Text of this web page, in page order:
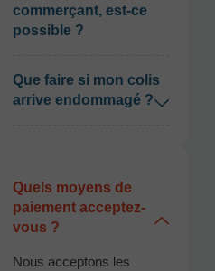
commerçant, est-ce
possible ?
Que faire si mon colis
arrive endommagé ?
Quels moyens de
paiement acceptez-
vous ?
Nous acceptons les